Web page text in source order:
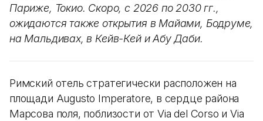
Париже, Токио. Скоро, с 2026 по 2030 гг.,
ожидаются также открытия в Майами, Бодруме,
на Мальдивах, в Кейв-Кей и Абу Даби.
Римский отель стратегически расположен на
площади Augusto Imperatore, в сердце района
Марсова поля, поблизости от Via del Corso и Via